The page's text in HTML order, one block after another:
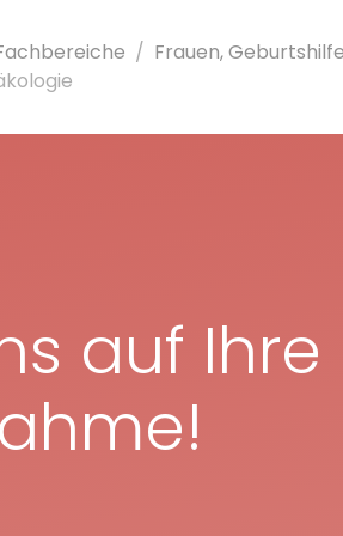
Frauen,Geburts­hilfe
auf Ihre